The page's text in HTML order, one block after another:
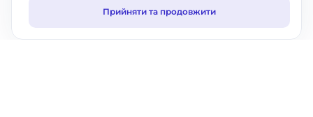
Прийняти та продовжити